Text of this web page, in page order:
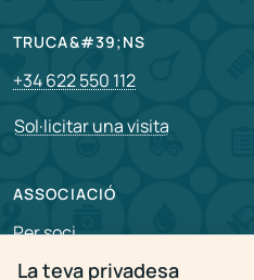
La teva privadesa
TRUCA&#39;NS
+34 622 550 112
Sol·licitar una visita
ASSOCIACIÓ
Per soci